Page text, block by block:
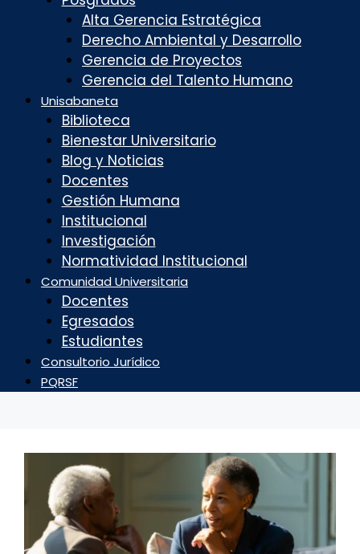
Alta Gerencia Estratégica
Derecho Ambiental y Desarrollo
Gerencia de Proyectos
Gerencia del Talento Humano
Unisabaneta
Biblioteca
Bienestar Universitario
Blog y Noticias
Docentes
Gestión Humana
Institucional
Investigación
Normatividad Institucional
Comunidad Universitaria
Docentes
Egresados
Estudiantes
Consultorio Jurídico
PQRSF